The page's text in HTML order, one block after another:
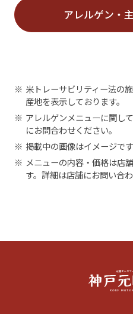
アレルゲン・
※ 米トレーサビリティー法の
産地を表示しております。
※ アレルゲンメニューに関し
にお問合わせください。
※ 掲載中の画像はイメージです
※ メニューの内容・価格は店
す。詳細は店舗にお問い合わ